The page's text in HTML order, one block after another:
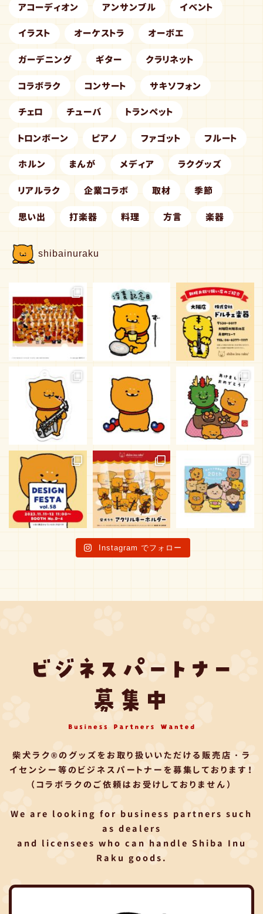
アコーディオン アンサンブル イベント
イラスト オーケストラ オーボエ
ガーデニング ギター クラリネット
コラボラク コンサート サキソフォン
チェロ チューバ トランペット
トロンボーン ピアノ ファゴット フルート
ホルン まんが メディア ラクグッズ
リアルラク 企業コラボ 取材 季節
思い出 打楽器 料理 方言 楽器
shibainuraku
Instagram でフォロー
柴犬ラク®のグッズをお取り扱いいただける 販売店・ラ
イセンシー等のビジネスパートナーを募集しております！
（コラボラクのご依頼はお受けしておりません）
We are looking for business partners such
as dealers
and licensees who can handle Shiba Inu
Raku goods.